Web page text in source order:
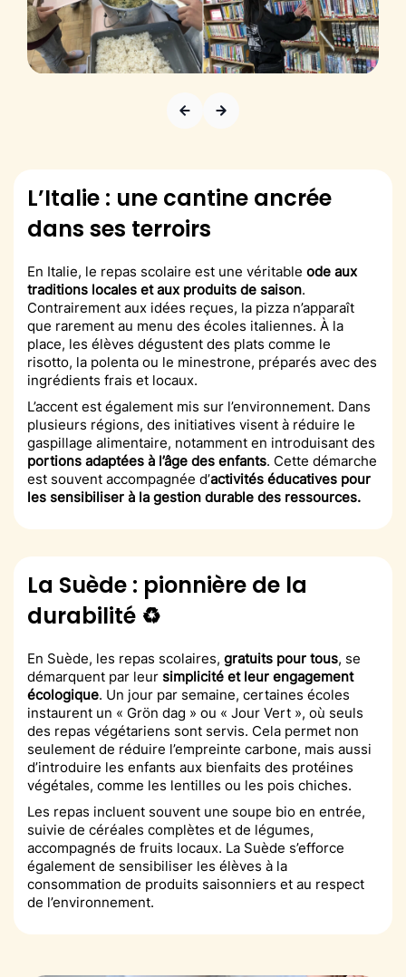
L’Italie : une cantine ancrée
dans ses terroirs
En Italie, le repas scolaire est une véritable ode aux
traditions locales et aux produits de saison.
Contrairement aux idées reçues, la pizza n’apparaît
que rarement au menu des écoles italiennes. À la
place, les élèves dégustent des plats comme le
risotto, la polenta ou le minestrone, préparés avec des
ingrédients frais et locaux.
L’accent est également mis sur l’environnement. Dans
plusieurs régions, des initiatives visent à réduire le
gaspillage alimentaire, notamment en introduisant des
portions adaptées à l’âge des enfants. Cette démarche
est souvent accompagnée d’activités éducatives pour
les sensibiliser à la gestion durable des ressources.
La Suède : pionnière de la
durabilité ♻️
En Suède, les repas scolaires, gratuits pour tous, se
démarquent par leur simplicité et leur engagement
écologique. Un jour par semaine, certaines écoles
instaurent un « Grön dag » ou « Jour Vert », où seuls
des repas végétariens sont servis. Cela permet non
seulement de réduire l’empreinte carbone, mais aussi
d’introduire les enfants aux bienfaits des protéines
végétales, comme les lentilles ou les pois chiches.
Les repas incluent souvent une soupe bio en entrée,
suivie de céréales complètes et de légumes,
accompagnés de fruits locaux. La Suède s’efforce
également de sensibiliser les élèves à la
consommation de produits saisonniers et au respect
de l’environnement.